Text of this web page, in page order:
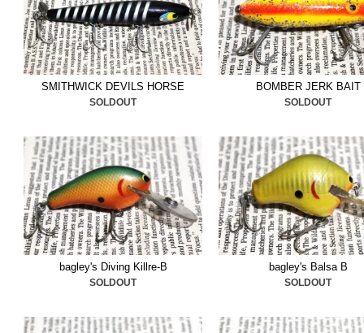
■2025/5/16アムコのオシ
りにアーボガスト追加しま
■2025/5/14ヘルベンダー＆
今回も状態の良い物ばか
■2025/5/7クランクベイト
ット3つ追加しました。ナ
ね、貴重なマスキーサイ
■2025/4/29コーデル＆レ
態の物ばかりです、是非
■2025/4/24 ヘドン追加い
SMITHWICK DEVILS HORSE
SOLDOUT
BOMBER JERK BAIT
SOLDOUT
bagley's Diving Killre-B
SOLDOUT
bagley's Balsa B
SOLDOUT